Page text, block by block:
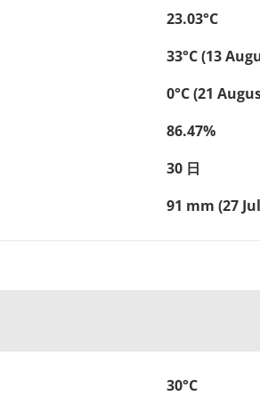
23.03°C
33°C (13
0°C (21
86.47%
30 日
91 mm (27
30°C